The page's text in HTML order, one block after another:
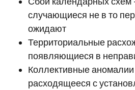
случающиеся не в то
ожидают
Территориальные
появляющиеся в
Коллективные
расходящееся с